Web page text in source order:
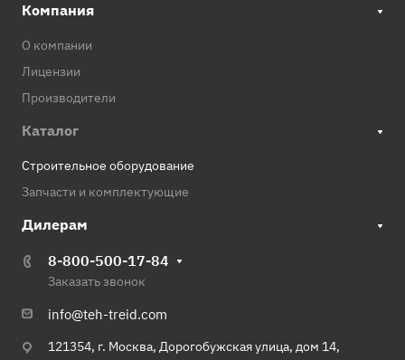
Компания
О компании
Лицензии
Производители
Каталог
Строительное оборудование
Запчасти и комплектующие
Дилерам
8-800-500-17-84
Заказать звонок
info@teh-treid.com
121354, г. Москва, Дорогобужская улица, дом 14,